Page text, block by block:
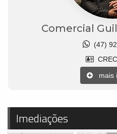
Comercial
(47)
mais
Imediações